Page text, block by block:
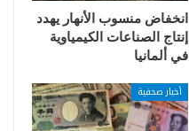
انخفاض منسوب الأنهار يهدد
إنتاج الصناعات الكيمياوية
في ألمانيا
أخبار صحفية